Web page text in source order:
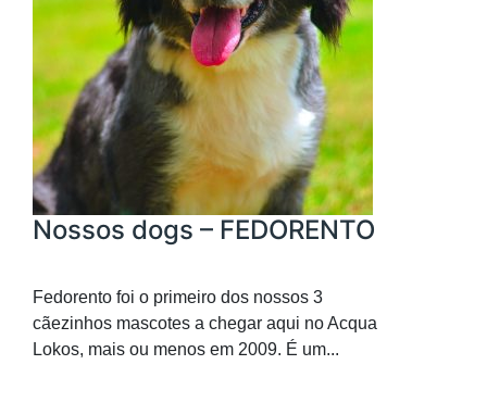
Nossos dogs – FEDORENTO
Fedorento foi o primeiro dos nossos 3
cãezinhos mascotes a chegar aqui no Acqua
Lokos, mais ou menos em 2009. É um...